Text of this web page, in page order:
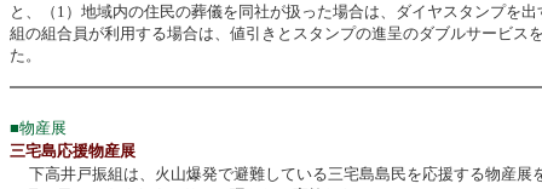
と、（1）地域内の住民の葬儀を同社が扱った場合は、ダイヤスタンプを出
組の組合員が利用する場合は、値引きとスタンプの進呈のダブルサービス
た。
■物産展
三宅島応援物産展
下高井戸振組は、火山爆発で避難している三宅島島民を応援する物産展